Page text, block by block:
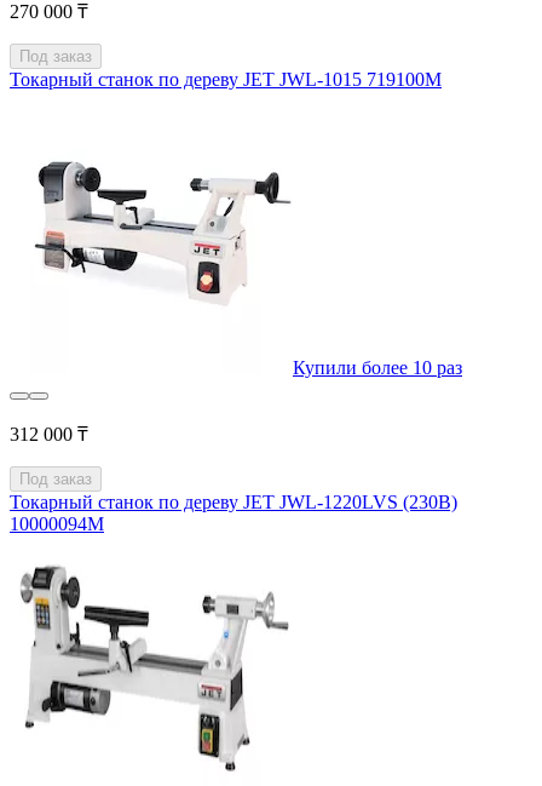
270 000 ₸
Под заказ
Токарный станок по дереву JET JWL-1015 719100M
Купили более 10 раз
312 000 ₸
Под заказ
Токарный станок по дереву JET JWL-1220LVS (230В)
10000094M